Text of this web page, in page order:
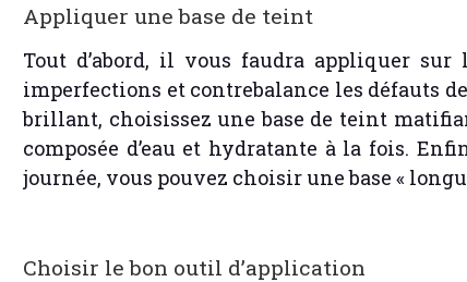
Appliquer une base de teint
Tout d’abord, il vous faudra appliquer
imperfections et contrebalance les défauts
brillant, choisissez une base de teint
composée d’eau et hydratante à la fois.
journée, vous pouvez choisir une base «
Choisir le bon outil d’application